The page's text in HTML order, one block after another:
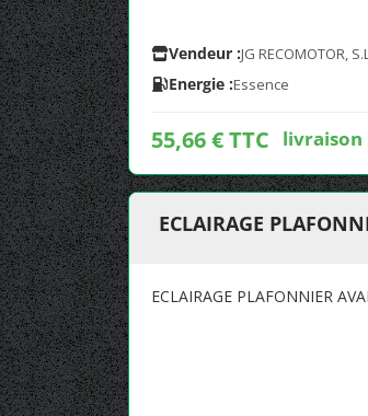
Vendeur :JG RECOMOTOR,
Energie :Essence
55,66 € TTC livraison
ECLAIRAGE
ECLAIRAGE PLAFONNIER